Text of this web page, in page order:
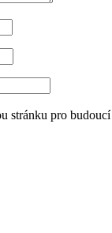
stránku pro budoucí